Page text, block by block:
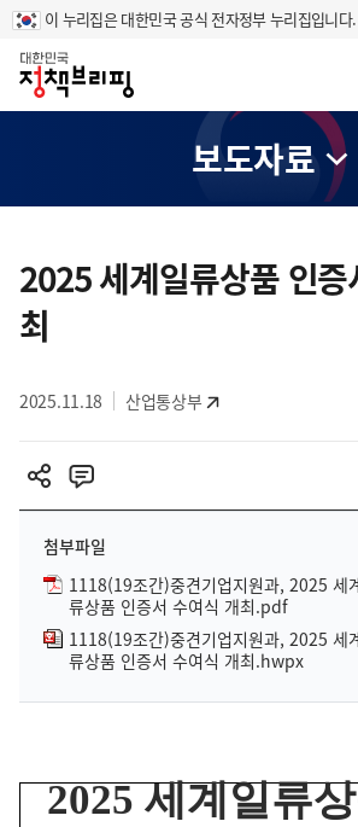
이 누리집은 대한민국 공식 전자정부 누리집입니다.
홈
보도자료
텐
츠
영
2025 세계일류상품 인
최
2025.11.18 산업통상부
첨부파일
1118(19조간)중견기업지원과, 2025 세
류상품 인증서 수여식 개최.pdf
1118(19조간)중견기업지원과, 2025 세
류상품 인증서 수여식 개최.hwpx
2025 세계일류